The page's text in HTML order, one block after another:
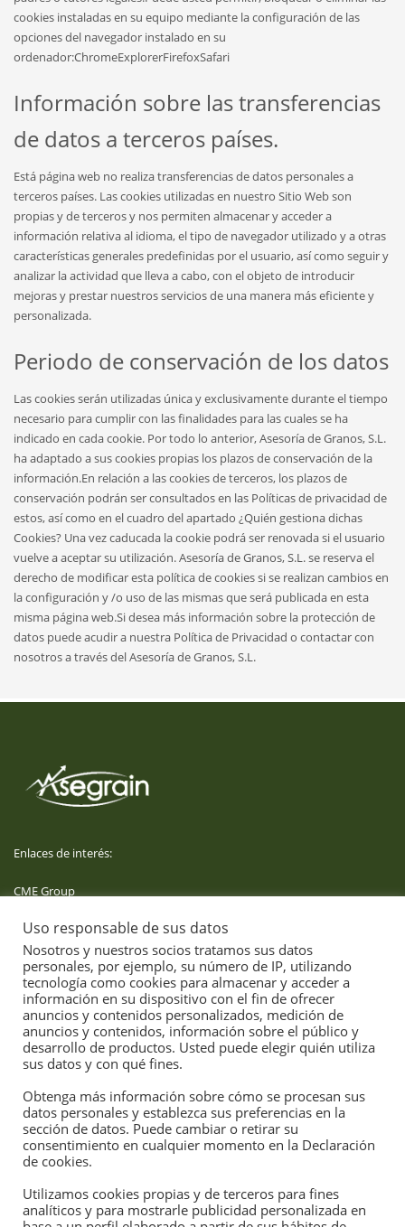
cookies instaladas en su equipo mediante la configuración de las
opciones del navegador instalado en su
ordenador:ChromeExplorerFirefoxSafari
Información sobre las transferencias
de datos a terceros países.
Está página web no realiza transferencias de datos personales a
terceros países. Las cookies utilizadas en nuestro Sitio Web son
propias y de terceros y nos permiten almacenar y acceder a
información relativa al idioma, el tipo de navegador utilizado y a otras
características generales predefinidas por el usuario, así como seguir y
analizar la actividad que lleva a cabo, con el objeto de introducir
mejoras y prestar nuestros servicios de una manera más eficiente y
personalizada.
Periodo de conservación de los datos
Las cookies serán utilizadas única y exclusivamente durante el tiempo
necesario para cumplir con las finalidades para las cuales se ha
indicado en cada cookie. Por todo lo anterior, Asesoría de Granos, S.L.
ha adaptado a sus cookies propias los plazos de conservación de la
información.En relación a las cookies de terceros, los plazos de
conservación podrán ser consultados en las Políticas de privacidad de
estos, así como en el cuadro del apartado ¿Quién gestiona dichas
Cookies? Una vez caducada la cookie podrá ser renovada si el usuario
vuelve a aceptar su utilización. Asesoría de Granos, S.L. se reserva el
derecho de modificar esta política de cookies si se realizan cambios en
la configuración y /o uso de las mismas que será publicada en esta
misma página web.Si desea más información sobre la protección de
datos puede acudir a nuestra Política de Privacidad o contactar con
nosotros a través del Asesoría de Granos, S.L.
Enlaces de interés:
CME Group
Derivaties
Aemet
Confianza en el servicio agrario profesional
de: ASEGRAIM.
Uso responsable de sus datos
Nosotros y nuestros socios tratamos sus datos
personales, por ejemplo, su número de IP, utilizando
tecnología como cookies para almacenar y acceder a
información en su dispositivo con el fin de ofrecer
anuncios y contenidos personalizados, medición de
anuncios y contenidos, información sobre el público y
desarrollo de productos. Usted puede elegir quién utiliza
sus datos y con qué fines.
Obtenga más información sobre cómo se procesan sus
datos personales y establezca sus preferencias en la
sección de datos. Puede cambiar o retirar su
consentimiento en cualquier momento en la Declaración
de cookies.
Utilizamos cookies propias y de terceros para fines
analíticos y para mostrarle publicidad personalizada en